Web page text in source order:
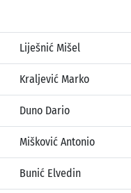
Liješnić Mišel
Kraljević Marko
Duno Dario
Mišković Antonio
Bunić Elvedin